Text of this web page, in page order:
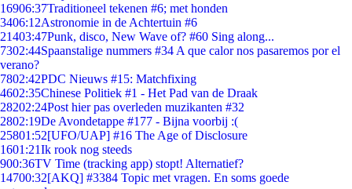
16906:37Traditioneel tekenen #6; met honden
3406:12Astronomie in de Achtertuin #6
21403:47Punk, disco, New Wave of? #60 Sing along...
7302:44Spaanstalige nummers #34 A que calor nos pasaremos por el
verano?
7802:42PDC Nieuws #15: Matchfixing
4602:35Chinese Politiek #1 - Het Pad van de Draak
28202:24Post hier pas overleden muzikanten #32
2802:19De Avondetappe #177 - Bijna voorbij :(
25801:52[UFO/UAP] #16 The Age of Disclosure
1601:21Ik rook nog steeds
900:36TV Time (tracking app) stopt! Alternatief?
14700:32[AKQ] #3384 Topic met vragen. En soms goede